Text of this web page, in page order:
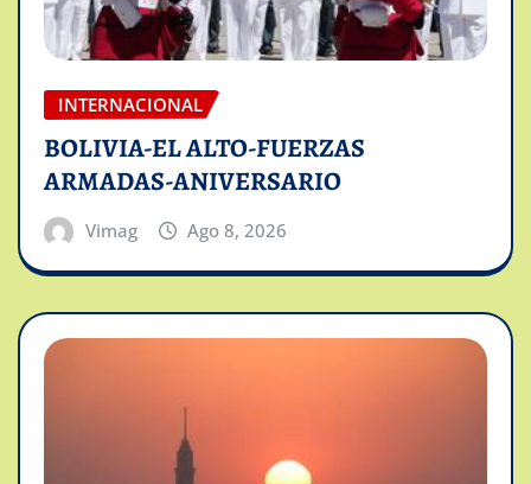
INTERNACIONAL
BOLIVIA-EL ALTO-FUERZAS
ARMADAS-ANIVERSARIO
Vimag Ago 8, 2026